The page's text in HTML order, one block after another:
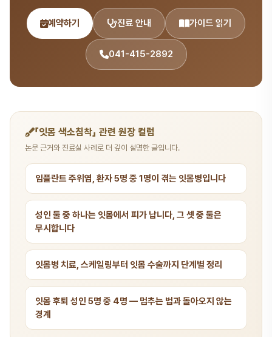
예약하기 진료 안내 가이드 읽기
041-415-2892
「잇몸 색소침착」 관련 원장 컬럼
논문 근거와 진료실 사례로 더 깊이 설명한 글입니다.
임플란트 주위염, 환자 5명 중 1명이 겪는 잇몸병입니다
성인 둘 중 하나는 잇몸에서 피가 납니다, 그 셋 중 둘은
무시합니다
잇몸병 치료, 스케일링부터 잇몸 수술까지 단계별 정리
잇몸 후퇴 성인 5명 중 4명 — 멈추는 법과 돌아오지 않는
경계